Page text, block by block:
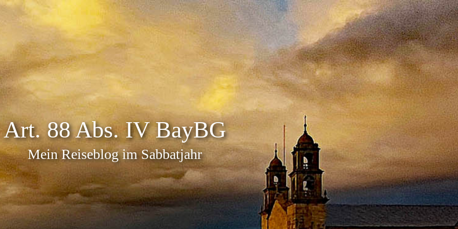
Art. 88 Abs. IV BayBG
Mein Reiseblog im Sabbatjahr